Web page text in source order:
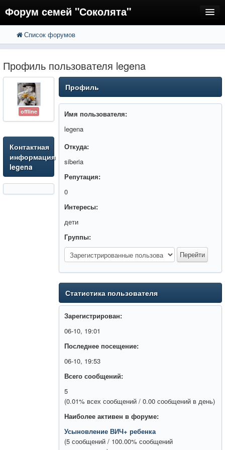
Форум семей "Соколята"
FAQ
Регистрация
Вход
Список форумов
Профиль пользователя legena
offline
Контактная
информация
legena
Профиль
Имя пользователя:
legena
Откуда:
siberia
Репутация:
0
Интересы:
дети
Группы:
Статистика пользователя
Зарегистрирован:
06-10, 19:01
Последнее посещение:
06-10, 19:53
Всего сообщений:
5
(0.01% всех сообщений / 0.00 сообщений в день)
Наиболее активен в форуме:
Усыновление ВИЧ+ ребенка
(5 сообщений / 100.00% сообщений